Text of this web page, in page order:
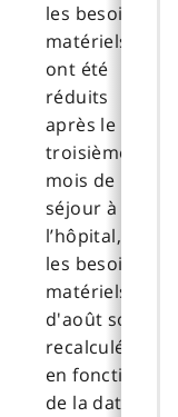
les besoins
matériels
ont été
réduits
après le
troisième
mois de
séjour à
l’hôpital,
les besoins
matériels
d'août sont
recalculés
en fonction
de la date